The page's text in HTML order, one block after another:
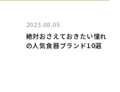
2023.08.05
絶対おさえておきたい憧れ
の人気食器ブランド10選